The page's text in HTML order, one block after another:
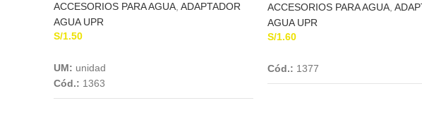
ACCESORIOS PARA AGUA ADAPTADOR
AGUA UPR
S/1.50
UM: unidad
Cód.: 1363
ACCESORIOS PARA AGUA
AGUA UPR
S/1.60
Cód.: 1377